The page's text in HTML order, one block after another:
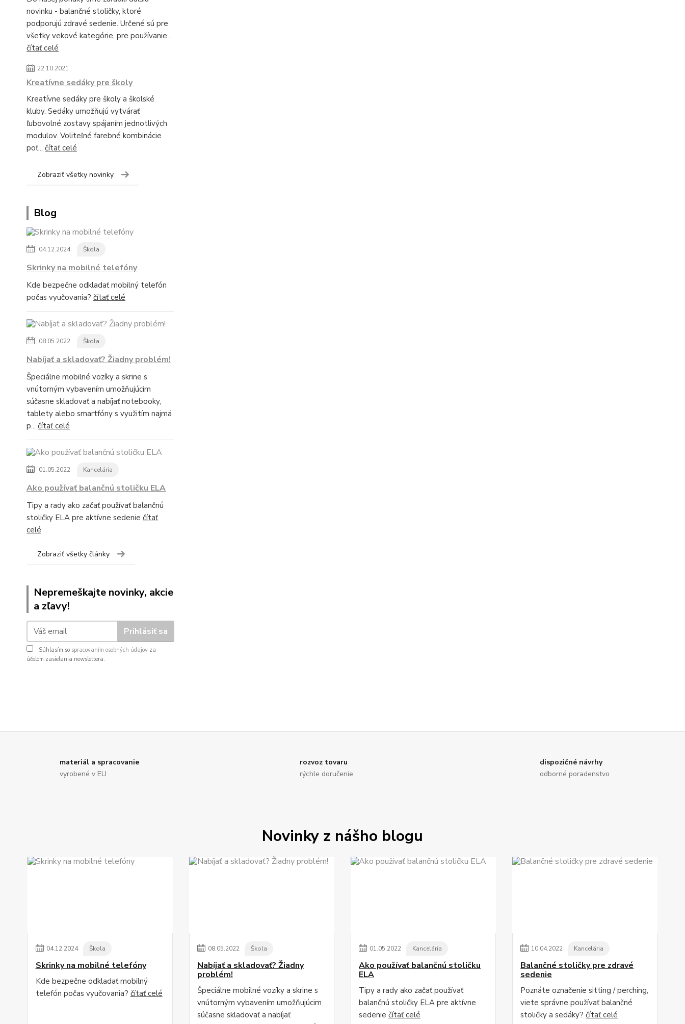
novinku - balančné stoličky, ktoré
podporujú zdravé sedenie. Určené sú pre
všetky vekové kategórie, pre používanie...
čítať celé
22.10.2021
Kreatívne sedáky pre školy
Kreatívne sedáky pre školy a školské
kluby. Sedáky umožňujú vytvárať
ľubovolné zostavy spájaním jednotlivých
modulov. Voliteľné farebné kombinácie
poť... čítať celé
Zobraziť všetky novinky
Blog
04.12.2024 Škola
Skrinky na mobilné telefóny
Kde bezpečne odkladať mobilný telefón
počas vyučovania? čítať celé
08.05.2022 Škola
Nabíjať a skladovať? Žiadny problém!
Špeciálne mobilné vozíky a skrine s
vnútorným vybavením umožňujúcim
súčasne skladovať a nabíjať notebooky,
tablety alebo smartfóny s využitím najmä
p... čítať celé
01.05.2022 Kancelária
Ako používať balančnú stoličku ELA
Tipy a rady ako začať používať balančnú
stoličky ELA pre aktívne sedenie čítať
celé
Zobraziť všetky články
Nepremeškajte novinky, akcie
a zľavy!
Prihlásiť sa
Súhlasím so spracovaním osobných údajov za
účelom zasielania newslettera.
materiál a spracovanie
vyrobené v EU
rozvoz tovaru
rýchle doručenie
dispozičné návrhy
odborné poradenstvo
Novinky z nášho blogu
04.12.2024 Škola
Skrinky na mobilné telefóny
Kde bezpečne odkladať mobilný
telefón počas vyučovania? čítať celé
08.05.2022 Škola
Nabíjať a skladovať? Žiadny
problém!
Špeciálne mobilné vozíky a skrine s
vnútorným vybavením umožňujúcim
súčasne skladovať a nabíjať
01.05.2022 Kancelária
Ako používať balančnú stoličku
ELA
Tipy a rady ako začať používať
balančnú stoličky ELA pre aktívne
sedenie čítať celé
10.04.2022 Kancelária
Balančné stoličky pre zdravé
sedenie
Poznáte označenie sitting / perching,
viete správne používať balančné
stoličky a sedáky?čítať celé